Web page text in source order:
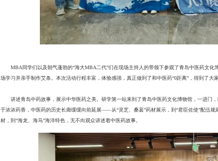
MBA同学们以及朝气蓬勃的“海大MBA二代”们在现场主持人的带领下参观了青岛中医药文
场学习并亲手制作艾条。本次活动行程丰富，体验感强，真正做到了和中医药“0距离”，得到了大
讲述青岛中药故事，展示中华医药之美。研学第一站来到了青岛中医药文化博物馆，一进门
于浓浓药香，中医药的历史长廊缓缓向前延展——从“灵芝、桑葚”药材展示，到“君臣佐使”配伍规
材，到“海龙、海马”海洋特色，无不向观众讲述着中医药故事。